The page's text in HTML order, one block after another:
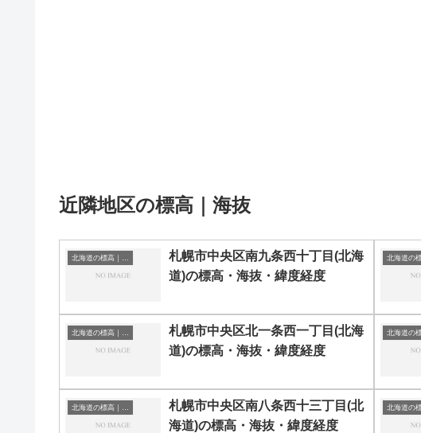
近隣地区の標高｜海抜
札幌市中央区南九条西十丁目(北海
道)の標高・海抜・緯度経度
札幌市中央区北一条西一丁目(北海
道)の標高・海抜・緯度経度
札幌市中央区南八条西十三丁目(北
海道)の標高・海抜・緯度経度